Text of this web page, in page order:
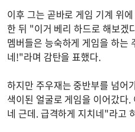
이후 그는 곧바로 게임 기계 위
한 뒤 "이거 베리 하드로 해보겠
멤버들은 능숙하게 게임을 하는
네!"라며 감탄을 표했다.
하지만 주우재는 중반부를 넘어
색이된 얼굴로 게임을 이어갔다
네 근데. 급격하게 지치네"라고